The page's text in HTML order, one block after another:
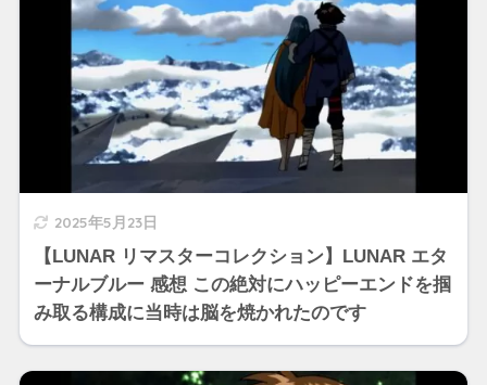
2025年5月23日
【LUNAR リマスターコレクション】LUNAR エタ
ーナルブルー 感想 この絶対にハッピーエンドを掴
み取る構成に当時は脳を焼かれたのです